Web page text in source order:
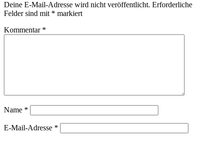
Deine E-Mail-Adresse wird nicht veröffentlicht. Erforderliche
Felder sind mit * markiert
Kommentar *
Name *
E-Mail-Adresse *